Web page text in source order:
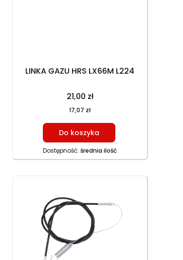
LINKA GAZU HRS LX66M L224
21,00 zł
17,07 zł
Do koszyka
Dostępność:średnia ilość